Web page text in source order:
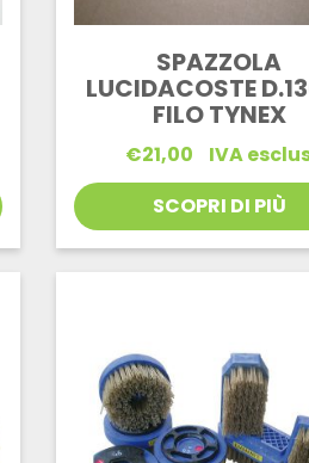
SPAZZOLA
LUCIDACOSTE
FILO TYNEX
€21,00
IVA
SCOPRI DI PIÙ